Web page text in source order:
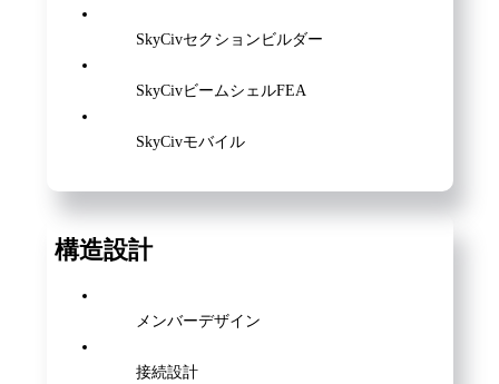
SkyCivセクションビルダー
SkyCivビームシェルFEA
SkyCivモバイル
構造設計
メンバーデザイン
接続設計